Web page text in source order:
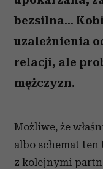
bezsilna...
uzależnienia
relacji, ale
mężczyzn.
Możliwe, że
albo schemat
z kolejnymi